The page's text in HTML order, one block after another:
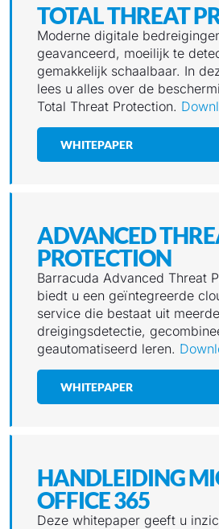
TOTAL THREAT
Moderne digitale
geavanceerd, moeilijk te
gemakkelijk schaalbaar. In
lees u alles over de
Total Threat Protection.
WHITEPAPER
ADVANCED
PROTECTION
Barracuda Advanced Threat
biedt u een geïntegreerde
service die bestaat uit
dreigingsdetectie,
geautomatiseerd leren.
WHITEPAPER
HANDLEIDING
OFFICE 365
Deze whitepaper geeft u